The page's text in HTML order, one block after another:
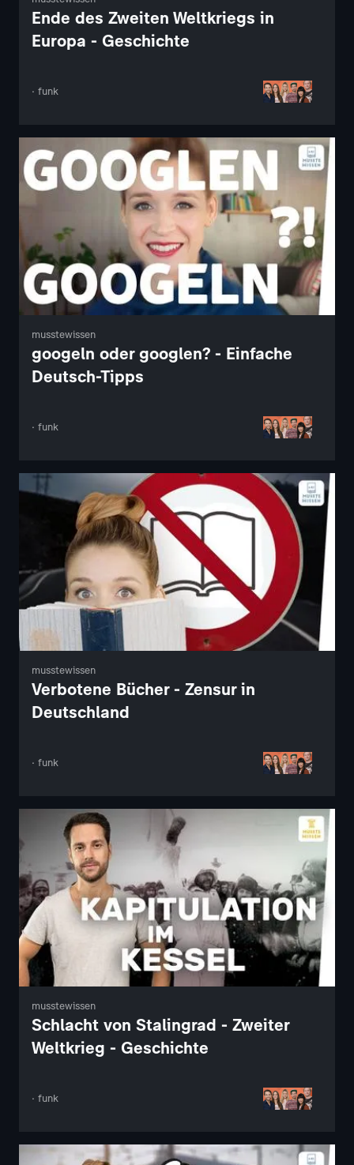
Ende des Zweiten Weltkriegs in
Europa - Geschichte
· funk
musstewissen
googeln oder googlen? - Einfache
Deutsch-Tipps
· funk
musstewissen
Verbotene Bücher - Zensur in
Deutschland
· funk
musstewissen
Schlacht von Stalingrad - Zweiter
Weltkrieg - Geschichte
· funk